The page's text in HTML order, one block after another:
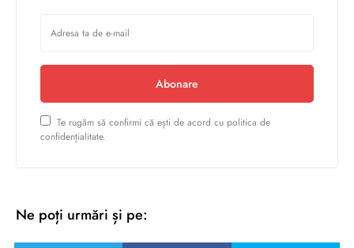
Abonare
Te rugăm să confirmi că ești de acord cu politica de
confidențialitate.
Ne poți urmări și pe: